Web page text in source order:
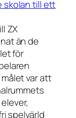
skolan till ett
ZX
än de
för
var att
spelvärld